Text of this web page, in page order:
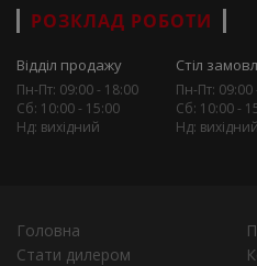
РОЗКЛАД РОБОТИ
Відділ продажу
Пн-Пт: 09:00 - 18:00
Сб: 10:00 - 15:00
Нд: вихідний
Стіл
Пн-Пт: 09:00
Сб: 10:00 -
Нд: вихідний
Головна
Стати дилером